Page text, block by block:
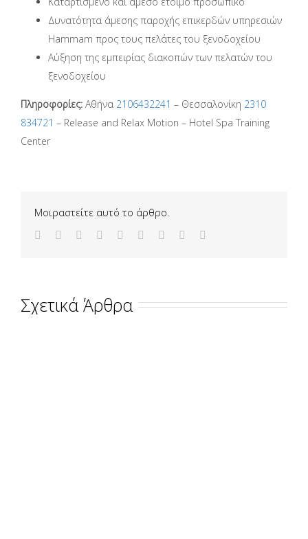
Δυνατότητα άμεσης παροχής επικερδών υπηρεσιών
Hammam προς τους πελάτες του ξενοδοχείου
Αύξηση της εμπειρίας διακοπών των πελατών του
ξενοδοχείου
Πληροφορίες: Αθήνα 2106432241 – Θεσσαλονίκη 2310
834721 – Release and Relax Motion – Hotel Spa Training
Center
Μοιραστείτε αυτό το άρθρο.
Σχετικά Άρθρα